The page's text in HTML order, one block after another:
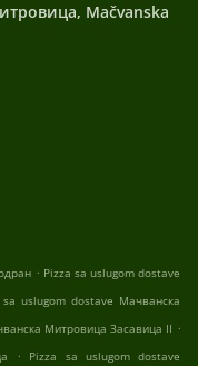
Mačvanska
. Pizza sa uslugom dostave
sa uslugom dostave Мачванска
Митровица Засавица II .
.
Pizza sa uslugom dostave